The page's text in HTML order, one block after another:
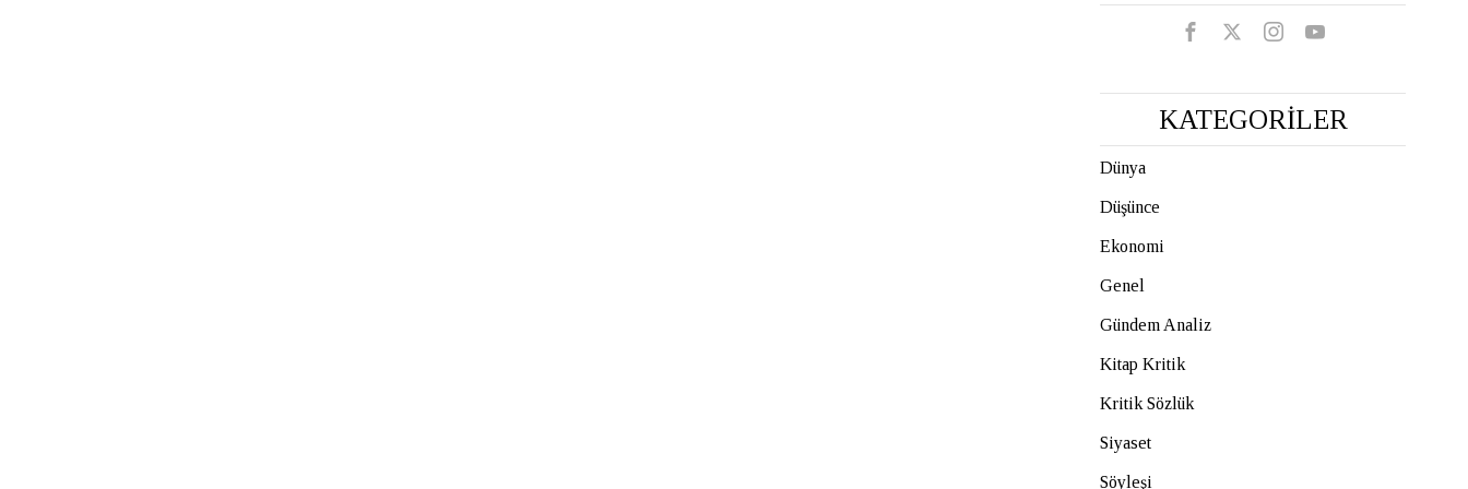
KATEGORİLER
Dünya
Düşünce
Ekonomi
Genel
Gündem Analiz
Kitap Kritik
Kritik Sözlük
Siyaset
Söyleşi